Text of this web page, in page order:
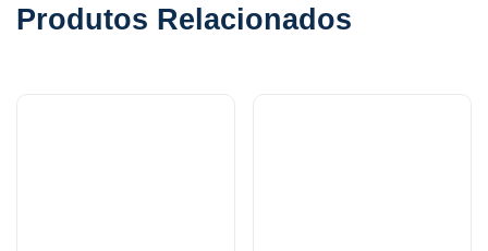
Produtos Relacionados